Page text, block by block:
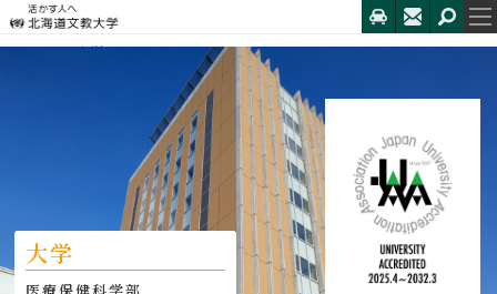
HOME 大学 トピックス
大学
医療保健科学部